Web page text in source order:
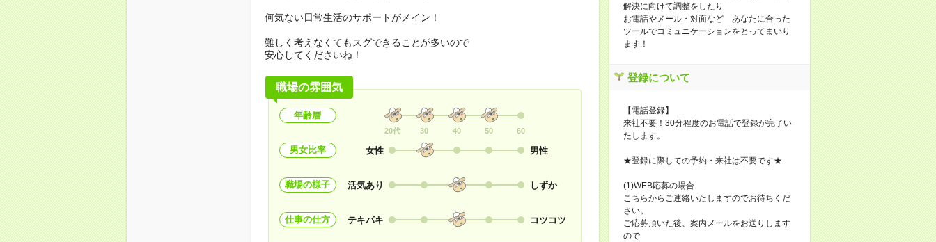
何気ない日常生活のサポートがメイン！
難しく考えなくてもスグできることが多いので
安心してくださいね！
職場の雰囲気
年齢層
20代 30 40 50 60
男女比率 女性 男性
職場の様子 活気あり しずか
仕事の仕方 テキパキ コツコツ
解決に向けて調整をしたり
お電話やメール・対面など あなたに合った
ツールでコミュニケーションをとってまいり
ます！
登録について
【電話登録】
来社不要！30分程度のお電話で登録が完了い
たします。
★登録に際しての予約・来社は不要です★
(1)WEB応募の場合
こちらからご連絡いたしますのでお待ちくだ
さい。
ご応募頂いた後、案内メールをお送りします
ので